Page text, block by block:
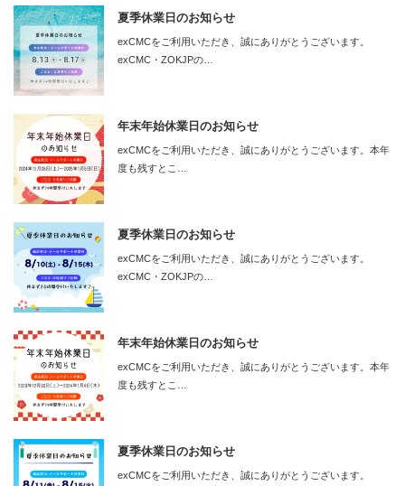
夏季休業日のお知らせ
exCMCをご利用いただき、誠にありがとうございます。
exCMC・ZOKJPの…
年末年始休業日のお知らせ
exCMCをご利用いただき、誠にありがとうございます。本年
度も残すとこ…
夏季休業日のお知らせ
exCMCをご利用いただき、誠にありがとうございます。
exCMC・ZOKJPの…
年末年始休業日のお知らせ
exCMCをご利用いただき、誠にありがとうございます。本年
度も残すとこ…
夏季休業日のお知らせ
exCMCをご利用いただき、誠にありがとうございます。